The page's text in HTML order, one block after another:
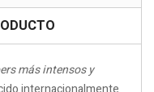
más intensos y